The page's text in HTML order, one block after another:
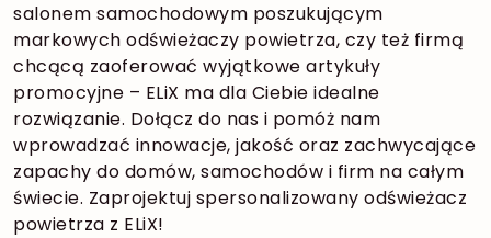
salonem samochodowym poszukującym
markowych odświeżaczy powietrza, czy też firmą
chcącą zaoferować wyjątkowe artykuły
promocyjne – ELiX ma dla Ciebie idealne
rozwiązanie. Dołącz do nas i pomóż nam
wprowadzać innowacje, jakość oraz zachwycające
zapachy do domów, samochodów i firm na całym
świecie. Zaprojektuj spersonalizowany odświeżacz
powietrza z ELiX!